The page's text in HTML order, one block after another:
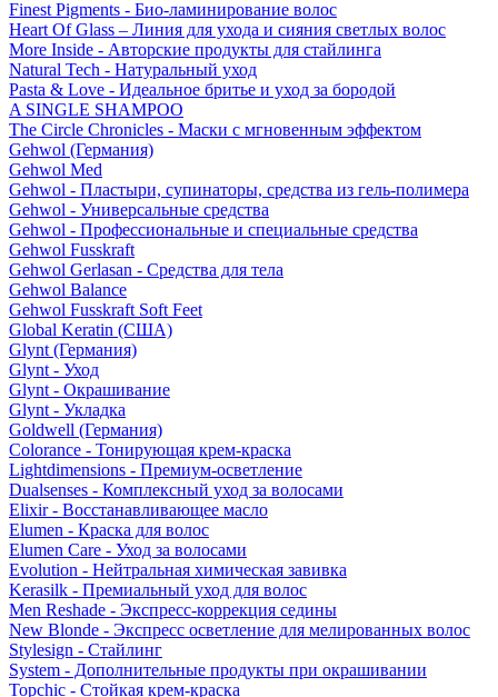
Finest Pigments - Био-ламинирование волос
Heart Of Glass – Линия для ухода и сияния светлых волос
More Inside - Авторские продукты для стайлинга
Natural Tech - Натуральный уход
Pasta & Love - Идеальное бритье и уход за бородой
A SINGLE SHAMPOO
The Circle Chronicles - Маски с мгновенным эффектом
Gehwol (Германия)
Gehwol Med
Gehwol - Пластыри, супинаторы, средства из гель-полимера
Gehwol - Универсальные средства
Gehwol - Профессиональные и специальные средства
Gehwol Fusskraft
Gehwol Gerlasan - Средства для тела
Gehwol Balance
Gehwol Fusskraft Soft Feet
Global Keratin (США)
Glynt (Германия)
Glynt - Уход
Glynt - Окрашивание
Glynt - Укладка
Goldwell (Германия)
Colorance - Тонирующая крем-краска
Lightdimensions - Премиум-осветление
Dualsenses - Комплексный уход за волосами
Elixir - Восстанавливающее масло
Elumen - Краска для волос
Elumen Care - Уход за волосами
Evolution - Нейтральная химическая завивка
Kerasilk - Премиальный уход для волос
Men Reshade - Экспресс-коррекция седины
New Blonde - Экспресс осветление для мелированных волос
Stylesign - Стайлинг
System - Дополнительные продукты при окрашивании
Topchic - Стойкая крем-краска